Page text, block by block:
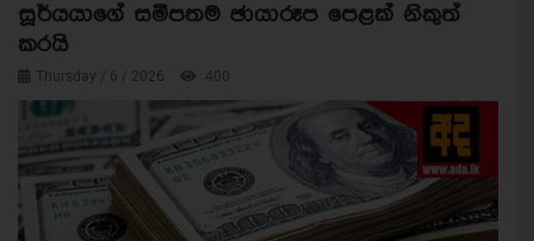
සූර්යයාගේ සමීපතම ඡායාරූප පෙළක් නිකුත්
කරයි
Thursday / 6 / 2026 400